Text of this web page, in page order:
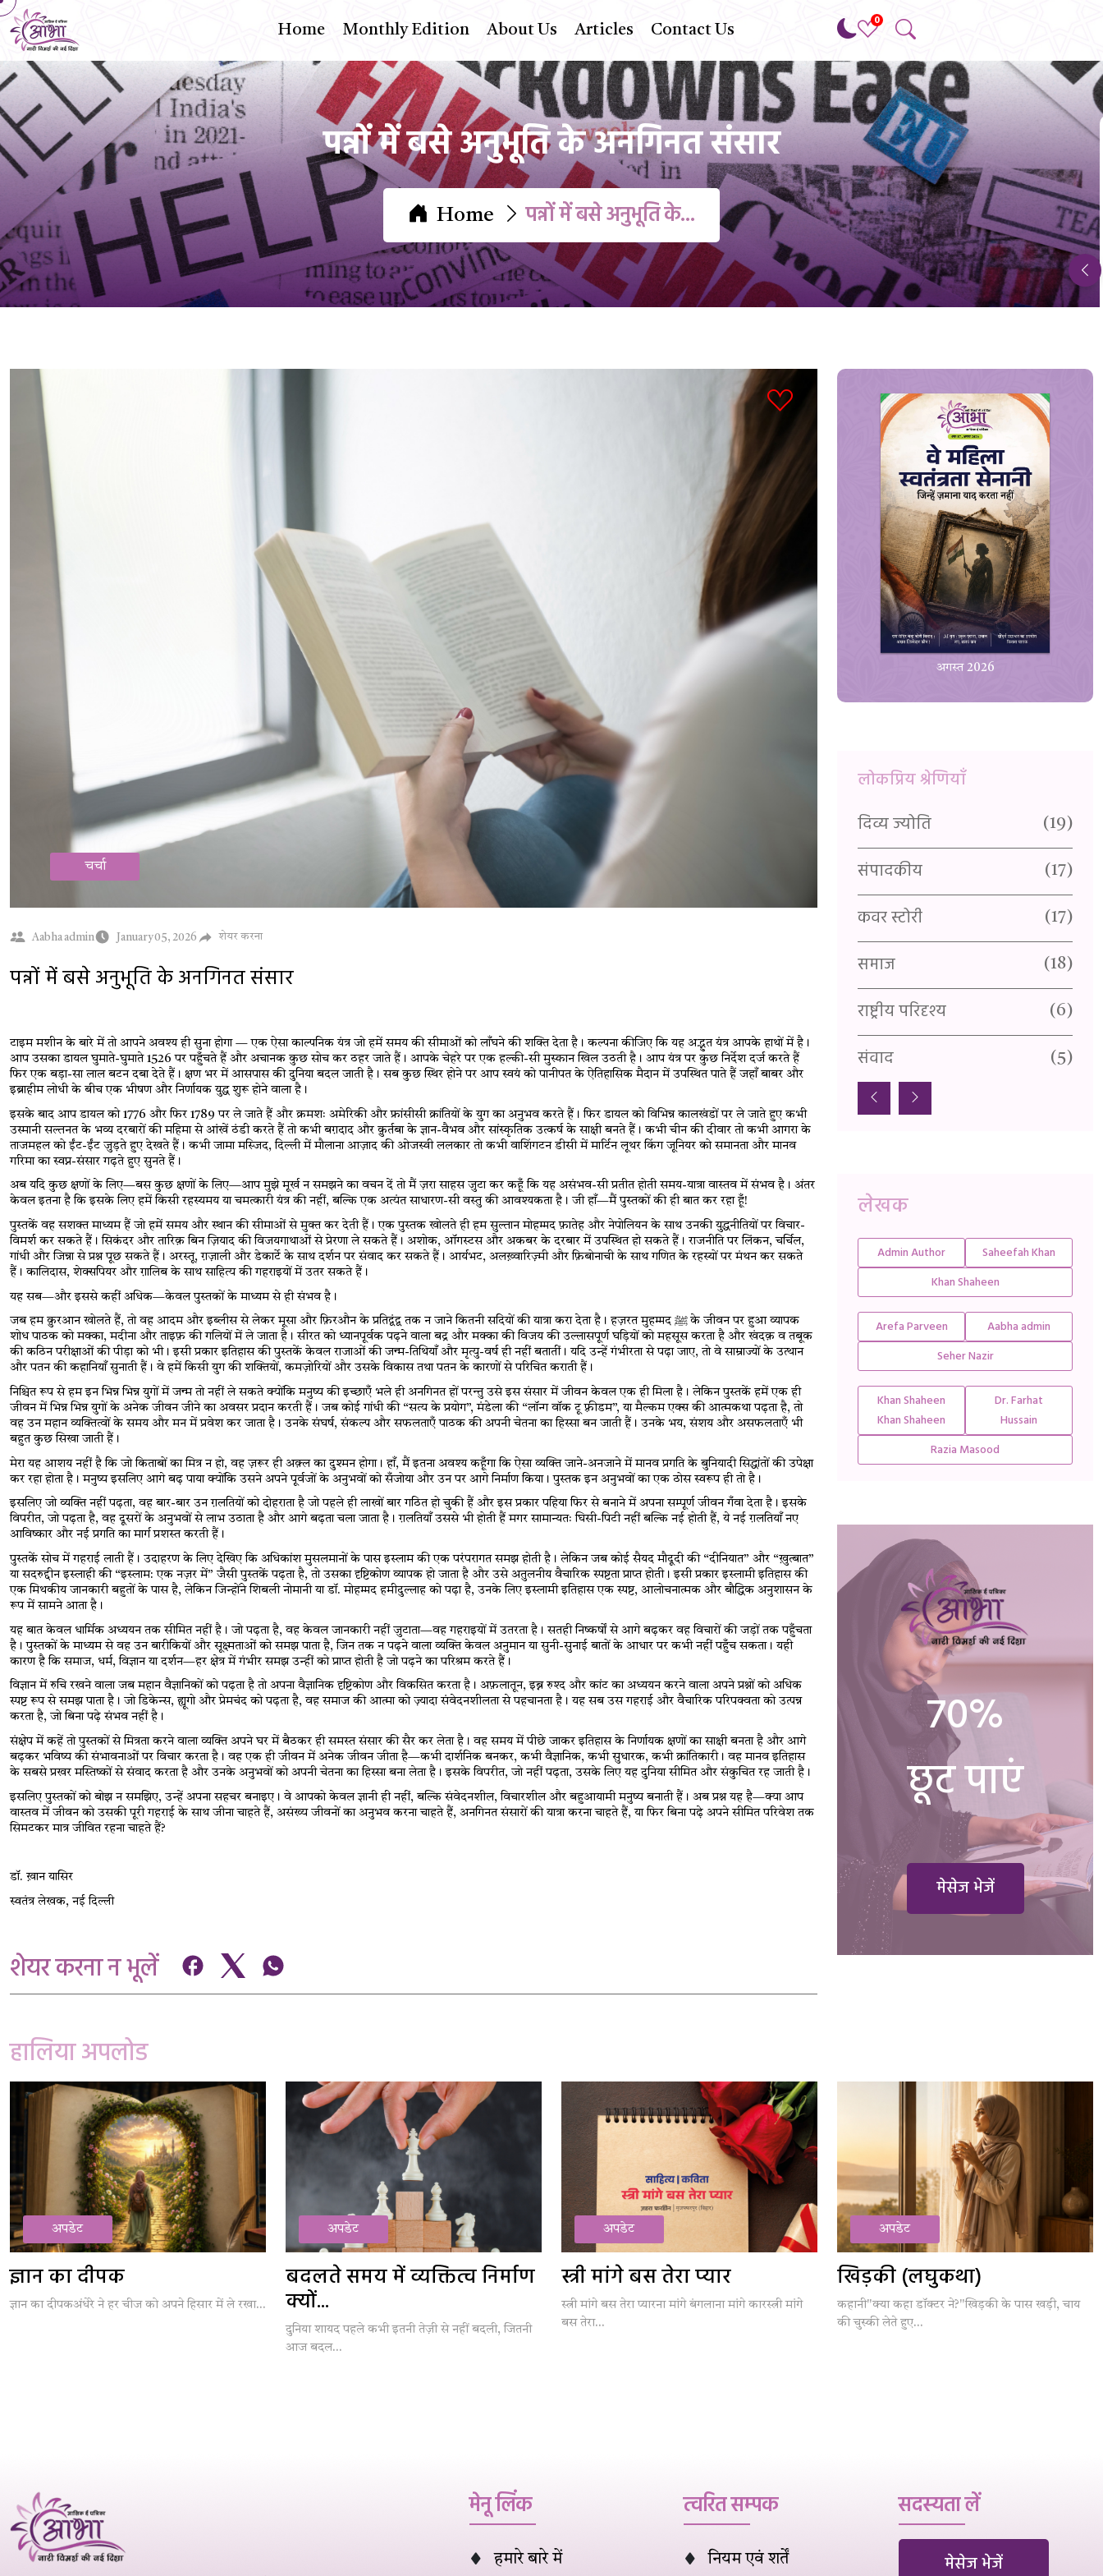
Home Monthly Edition About Us Articles Contact Us
0
पन्नों में बसे अनुभूति के अनगिनत संसार
Home पन्नों में बसे अनुभूति के...
चर्चा
Aabha admin January 05, 2026 शेयर करना
पन्नों में बसे अनुभूति के अनगिनत संसार
टाइम मशीन के बारे में तो आपने अवश्य ही सुना होगा — एक ऐसा काल्पनिक यंत्र जो हमें समय की सीमाओं को लाँघने की शक्ति देता है। कल्पना कीजिए कि यह अद्भुत यंत्र आपके हाथों में है।
आप उसका डायल घुमाते-घुमाते 1526 पर पहुँचते हैं और अचानक कुछ सोच कर ठहर जाते हैं। आपके चेहरे पर एक हल्की-सी मुस्कान खिल उठती है। आप यंत्र पर कुछ निर्देश दर्ज करते हैं
फिर एक बड़ा-सा लाल बटन दबा देते हैं। क्षण भर में आसपास की दुनिया बदल जाती है। सब कुछ स्थिर होने पर आप स्वयं को पानीपत के ऐतिहासिक मैदान में उपस्थित पाते हैं जहाँ बाबर और
इब्राहीम लोधी के बीच एक भीषण और निर्णायक युद्ध शुरू होने वाला है।
इसके बाद आप डायल को 1776 और फिर 1789 पर ले जाते हैं और क्रमशः अमेरिकी और फ्रांसीसी क्रांतियों के युग का अनुभव करते हैं। फिर डायल को विभिन्न कालखंडों पर ले जाते हुए कभी
उस्मानी सल्तनत के भव्य दरबारों की महिमा से आंखें ठंडी करते हैं तो कभी बग़दाद और क़ुर्तबा के ज्ञान-वैभव और सांस्कृतिक उत्कर्ष के साक्षी बनते हैं। कभी चीन की दीवार तो कभी आगरा के
ताजमहल को ईंट-ईंट जुड़ते हुए देखते हैं।‌ कभी जामा मस्जिद, दिल्ली में मौलाना आज़ाद की ओजस्वी ललकार तो कभी वाशिंगटन डीसी में मार्टिन लूथर किंग जूनियर को समानता और मानव
गरिमा का स्वप्न-संसार गढ़ते हुए सुनते हैं।
अब यदि कुछ क्षणों के लिए—बस कुछ क्षणों के लिए—आप मुझे मूर्ख न समझने का वचन दें तो मैं ज़रा साहस जुटा कर कहूँ कि यह असंभव-सी प्रतीत होती समय-यात्रा वास्तव में संभव है। अंतर
केवल इतना है कि इसके लिए हमें किसी रहस्यमय या चमत्कारी यंत्र की नहीं, बल्कि एक अत्यंत साधारण-सी वस्तु की आवश्यकता है। जी हाँ—मैं पुस्तकों की ही बात कर रहा हूँ!
पुस्तकें वह सशक्त माध्यम हैं जो हमें समय और स्थान की सीमाओं से मुक्त कर देती हैं। एक पुस्तक खोलते ही हम सुल्तान मोहम्मद फ़ातेह और नेपोलियन के साथ उनकी युद्धनीतियों पर विचार-
विमर्श कर सकते हैं। सिकंदर और तारिक़ बिन ज़ियाद की विजयगाथाओं से प्रेरणा ले सकते हैं। अशोक, ऑगस्टस और अकबर के दरबार में उपस्थित हो सकते हैं। राजनीति पर लिंकन, चर्चिल,
गांधी और जिन्ना से प्रश्न पूछ सकते हैं। अरस्तू, ग़ज़ाली और डेकार्टे के साथ दर्शन पर संवाद कर सकते हैं। आर्यभट, अलख़्वारिज़्मी और फ़िबोनाची के साथ गणित के रहस्यों पर मंथन कर सकते
हैं। कालिदास, शेक्सपियर और ग़ालिब के साथ साहित्य की गहराइयों में उतर सकते हैं।
यह सब—और इससे कहीं अधिक—केवल पुस्तकों के माध्यम से ही संभव है।
जब हम क़ुरआन खोलते हैं, तो वह आदम और इब्लीस से लेकर मूसा और फ़िरऔन के प्रतिद्वंद्व तक न जाने कितनी सदियों की यात्रा करा देता है। हज़रत मुहम्मद ﷺ के जीवन पर हुआ व्यापक
शोध पाठक को मक्का, मदीना और ताइफ़ की गलियों में ले जाता है। सीरत को ध्यानपूर्वक पढ़ने वाला बद्र और मक्का की विजय की उल्लासपूर्ण घड़ियों को महसूस करता है और खंदक़ व तबूक
की कठिन परीक्षाओं की पीड़ा को भी। इसी प्रकार इतिहास की पुस्तकें केवल राजाओं की जन्म-तिथियाँ और मृत्यु-वर्ष ही नहीं बतातीं। यदि उन्हें गंभीरता से पढ़ा जाए, तो वे साम्राज्यों के उत्थान
और पतन की कहानियाँ सुनाती हैं। वे हमें किसी युग की शक्तियों, कमज़ोरियों और उसके विकास तथा पतन के कारणों से परिचित कराती हैं।
निश्चित रूप से हम इन भिन्न भिन्न युगों में जन्म तो नहीं ले सकते क्योंकि मनुष्य की इच्छाएँ भले ही अनगिनत हों परन्तु उसे इस संसार में जीवन केवल एक ही मिला है। लेकिन पुस्तकें हमें एक ही
जीवन में भिन्न भिन्न युगों के अनेक जीवन जीने का अवसर प्रदान करती हैं। जब कोई गांधी की “सत्य के प्रयोग”, मंडेला की “लॉन्ग वॉक टू फ़्रीडम”, या मैल्कम एक्स की आत्मकथा पढ़ता है, तो
वह उन महान व्यक्तित्वों के समय और मन में प्रवेश कर जाता है। उनके संघर्ष, संकल्प और सफलताएँ पाठक की अपनी चेतना का हिस्सा बन जाती हैं। उनके भय, संशय और असफलताएँ भी
बहुत कुछ सिखा जाती हैं।
मेरा यह आशय नहीं है कि जो किताबों का मित्र न हो, वह ज़रूर ही अक़्ल का दुश्मन होगा। हाँ, मैं इतना अवश्य कहूँगा कि ऐसा व्यक्ति जाने-अनजाने में मानव प्रगति के बुनियादी सिद्धांतों की उपेक्षा
कर रहा होता है। मनुष्य इसलिए आगे बढ़ पाया क्योंकि उसने अपने पूर्वजों के अनुभवों को सँजोया और उन पर आगे निर्माण किया। पुस्तक इन अनुभवों का एक ठोस स्वरूप ही तो है।
इसलिए जो व्यक्ति नहीं पढ़ता, वह बार-बार उन ग़लतियों को दोहराता है जो पहले ही लाखों बार गठित हो चुकी हैं और इस प्रकार पहिया फिर से बनाने में अपना सम्पूर्ण जीवन गँवा देता है। इसके
विपरीत, जो पढ़ता है, वह दूसरों के अनुभवों से लाभ उठाता है और आगे बढ़ता चला जाता है। ग़लतियाँ उससे भी होती हैं मगर सामान्यतः घिसी-पिटी नहीं बल्कि नई होती हैं, ये नई ग़लतियाँ नए
आविष्कार और नई प्रगति का मार्ग प्रशस्त करती हैं।
पुस्तकें सोच में गहराई लाती हैं। उदाहरण के लिए देखिए कि अधिकांश मुसलमानों के पास इस्लाम की एक परंपरागत समझ होती है। लेकिन जब कोई सैयद मौदूदी की “दीनियात” और “ख़ुत्बात”
या सदरुद्दीन इस्लाही की “इस्लाम: एक नज़र में” जैसी पुस्तकें पढ़ता है, तो उसका दृष्टिकोण व्यापक हो जाता है और उसे अतुलनीय वैचारिक स्पष्टता प्राप्त होती। इसी प्रकार इस्लामी इतिहास की
एक मिथकीय जानकारी बहुतों के पास है, लेकिन जिन्होंने शिबली नोमानी या डॉ. मोहम्मद हमीदुल्लाह को पढ़ा है, उनके लिए इस्लामी इतिहास एक स्पष्ट, आलोचनात्मक और बौद्धिक अनुशासन के
रूप में सामने आता है।
यह बात केवल धार्मिक अध्ययन तक सीमित नहीं है। जो पढ़ता है, वह केवल जानकारी नहीं जुटाता—वह गहराइयों में उतरता है। सतही निष्कर्षों से आगे बढ़कर वह विचारों की जड़ों तक पहुँचता
है। पुस्तकों के माध्यम से वह उन बारीकियों और सूक्ष्मताओं को समझ पाता है, जिन तक न पढ़ने वाला व्यक्ति केवल अनुमान या सुनी-सुनाई बातों के आधार पर कभी नहीं पहुँच सकता। यही
कारण है कि समाज, धर्म, विज्ञान या दर्शन—हर क्षेत्र में गंभीर समझ उन्हीं को प्राप्त होती है जो पढ़ने का परिश्रम करते हैं।
विज्ञान में रुचि रखने वाला जब महान वैज्ञानिकों को पढ़ता है तो अपना वैज्ञानिक दृष्टिकोण और विकसित करता है। अफ़लातून, इब्न रुश्द‌ और कांट का अध्ययन करने वाला अपने प्रश्नों को अधिक
स्पष्ट रूप से समझ पाता है। जो डिकेन्स, ह्यूगो और प्रेमचंद को पढ़ता है, वह समाज की आत्मा को ज़्यादा संवेदनशीलता से पहचानता है। यह सब उस गहराई और वैचारिक परिपक्वता को उत्पन्न
करता है, जो बिना पढ़े संभव नहीं है।
संक्षेप में कहें तो पुस्तकों से मित्रता करने वाला व्यक्ति अपने घर में बैठकर ही समस्त संसार की सैर कर लेता है। वह समय में पीछे जाकर इतिहास के निर्णायक क्षणों का साक्षी बनता है और आगे
बढ़कर भविष्य की संभावनाओं पर विचार करता है। वह एक ही जीवन में अनेक जीवन जीता है—कभी दार्शनिक बनकर, कभी वैज्ञानिक, कभी सुधारक, कभी क्रांतिकारी। वह मानव इतिहास
के सबसे प्रखर मस्तिष्कों से संवाद करता है और उनके अनुभवों को अपनी चेतना का हिस्सा बना लेता है। इसके विपरीत, जो नहीं पढ़ता, उसके लिए यह दुनिया सीमित और संकुचित रह जाती है।
इसलिए पुस्तकों को बोझ न समझिए, उन्हें अपना सहचर बनाइए। वे आपको केवल ज्ञानी ही नहीं, बल्कि संवेदनशील, विचारशील और बहुआयामी मनुष्य बनाती हैं। अब प्रश्न यह है—क्या आप
वास्तव में जीवन को उसकी पूरी गहराई के साथ जीना चाहते हैं, असंख्य जीवनों का अनुभव करना चाहते हैं, अनगिनत संसारों की यात्रा करना चाहते हैं, या फिर बिना पढ़े अपने सीमित परिवेश तक
सिमटकर मात्र जीवित रहना चाहते हैं?
डॉ. ख़ान यासिर
स्वतंत्र लेखक, नई दिल्ली
शेयर करना न भूलें
अगस्त 2026
लोकप्रिय श्रेणियाँ
रमज़ान विशेष
दिव्य ज्योति (19)
संपादकीय (17)
कवर स्टोरी (17)
समाज (18)
राष्ट्रीय परिदृश्य (6)
संवाद (5)
लेखक
Admin Author
Saheefah Khan
Khan Shaheen
Arefa Parveen
Aabha admin
Seher Nazir
Khan Shaheen
Khan Shaheen
Dr. Farhat
Hussain
Razia Masood
70%
छूट पाएं
मेसेज भेजें
हालिया अपलोड
अपडेट
ज्ञान का दीपक
ज्ञान का दीपकअंधेरे ने हर चीज को अपने हिसार में ले रखा...
अपडेट
बदलते समय में व्यक्तित्व निर्माण
क्यों...
दुनिया शायद पहले कभी इतनी तेज़ी से नहीं बदली, जितनी
आज बदल...
अपडेट
स्त्री मांगे बस तेरा प्यार
स्त्री मांगे बस तेरा प्यारना मांगे बंगलाना मांगे कारस्त्री मांगे
बस तेरा...
अपडेट
खिड़की (लघुकथा)
कहानी"क्या कहा डॉक्टर ने?"खिड़की के पास खड़ी, चाय
की चुस्की लेते हुए...
मेनू लिंक
हमारे बारे में
त्वरित सम्पक
नियम एवं शर्तें
सदस्यता लें
मेसेज भेजें